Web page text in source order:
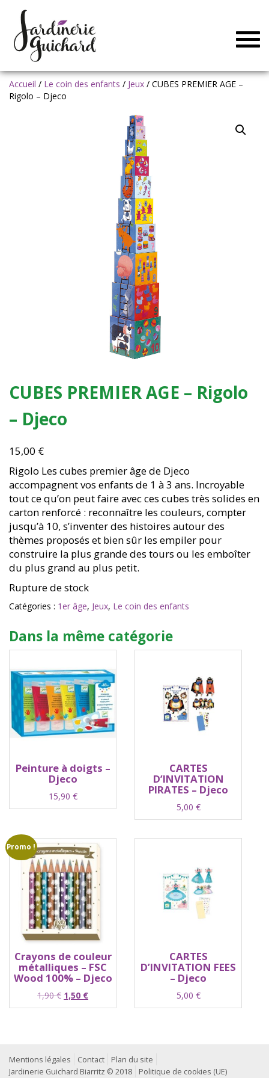
Accueil / Le coin des enfants / Jeux / CUBES PREMIER AGE –
Rigolo – Djeco
CUBES PREMIER AGE – Rigolo
– Djeco
15,00 €
Rigolo Les cubes premier âge de Djeco
accompagnent vos enfants de 1 à 3 ans. Incroyable
tout ce qu’on peut faire avec ces cubes très solides en
carton renforcé : reconnaître les couleurs, compter
jusqu’à 10, s’inventer des histoires autour des
thèmes proposés et bien sûr les empiler pour
construire la plus grande des tours ou les emboîter
du plus grand au plus petit.
Rupture de stock
Catégories : 1er âge, Jeux, Le coin des enfants
Dans la même catégorie
Peinture à doigts –
Djeco
15,90 €
CARTES
D’INVITATION
PIRATES – Djeco
5,00 €
Promo !
Crayons de couleur
métalliques – FSC
Wood 100% – Djeco
1,90€ Le
prix
1,50 €Le
prix
CARTES
D’INVITATION FEES
– Djeco
5,00 €
Mentions légales Contact
Plan du site
Jardinerie Guichard Biarritz © 2018
Politique de cookies (UE)